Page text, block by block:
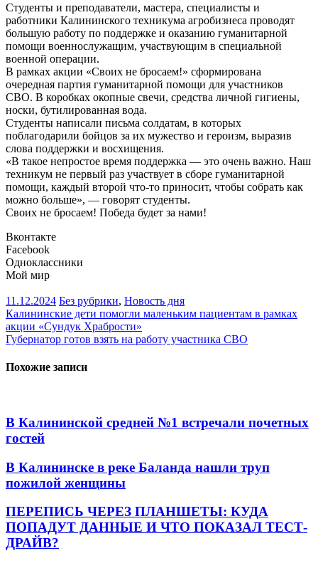
Студенты и преподаватели, мастера, специалисты и
работники Калининского техникума агробизнеса проводят
большую работу по поддержке и оказанию гуманитарной
помощи военнослужащим, участвующим в специальной
военной операции.
В рамках акции «Своих не бросаем!» сформирована
очередная партия гуманитарной помощи для участников
СВО. В коробках окопные свечи, средства личной гигиены,
носки, бутилированная вода.
Студенты написали письма солдатам, в которых
поблагодарили бойцов за их мужество и героизм, выразив
слова поддержки и восхищения.
«В такое непростое время поддержка — это очень важно. Наш
техникум не первый раз участвует в сборе гуманитарной
помощи, каждый второй что-то приносит, чтобы собрать как
можно больше», — говорят студенты.
Своих не бросаем! Победа будет за нами!
Вконтакте
Facebook
Одноклассники
Мой мир
11.12.2024 Без рубрики, Новость дня
Навигация
по
Калининские дети помогли маленьким пациентам в рамках
акции «Сундук Храбрости»
Губернатор готов взять на работу участника СВО
Похожие записи
В Калининской средней №1 встречали почетных
гостей
В Калининске в реке Баланда нашли труп
пожилой женщины
ПЕРЕПИСЬ ЧЕРЕЗ ПЛАНШЕТЫ: КУДА
ПОПАДУТ ДАННЫЕ И ЧТО ПОКАЗАЛ ТЕСТ-
ДРАЙВ?